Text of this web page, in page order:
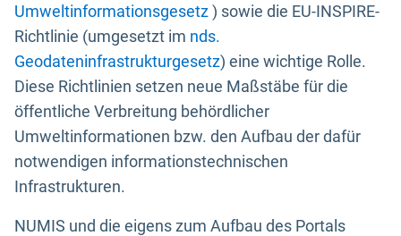
Umweltinformationsgesetz) sowie die EU-INSPIRE-
Richtlinie (umgesetzt im nds.
Geodateninfrastrukturgesetz) eine wichtige Rolle.
Diese Richtlinien setzen neue Maßstäbe für die
öffentliche Verbreitung behördlicher
Umweltinformationen bzw. den Aufbau der dafür
notwendigen informationstechnischen
Infrastrukturen.
NUMIS und die eigens zum Aufbau des Portals